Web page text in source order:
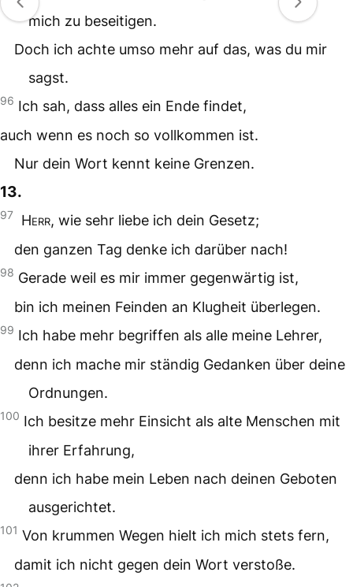
mich zu beseitigen.
Doch ich achte umso mehr auf das, was du mir
sagst.
96 Ich sah, dass alles ein Ende findet,
auch wenn es noch so vollkommen ist.
Nur dein Wort kennt keine Grenzen.
13.
97 Herr, wie sehr liebe ich dein Gesetz;
den ganzen Tag denke ich darüber nach!
98 Gerade weil es mir immer gegenwärtig ist,
bin ich meinen Feinden an Klugheit überlegen.
99 Ich habe mehr begriffen als alle meine Lehrer,
denn ich mache mir ständig Gedanken über deine
Ordnungen.
100 Ich besitze mehr Einsicht als alte Menschen mit
ihrer Erfahrung,
denn ich habe mein Leben nach deinen Geboten
ausgerichtet.
101 Von krummen Wegen hielt ich mich stets fern,
damit ich nicht gegen dein Wort verstoße.